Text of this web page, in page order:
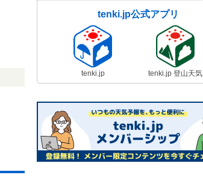
tenki.jp公式アプリ
tenki.jp tenki.jp 登山天気